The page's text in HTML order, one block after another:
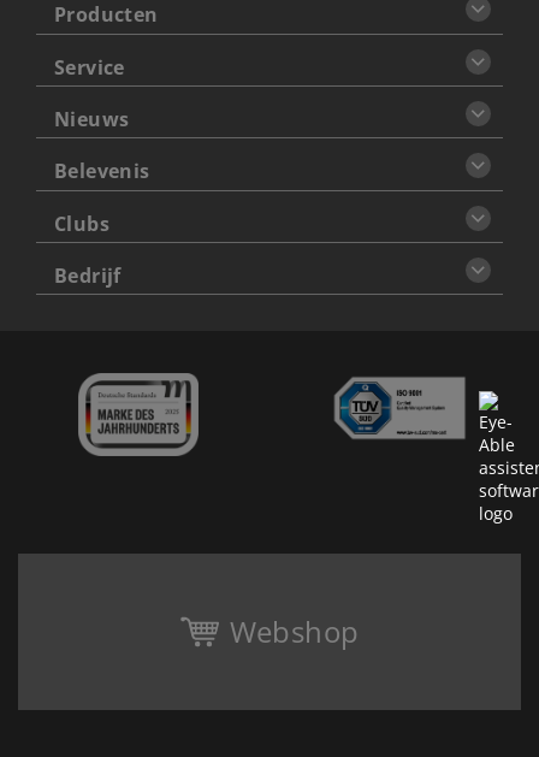
Producten
Service
Nieuws
Belevenis
Clubs
Bedrijf
Webshop